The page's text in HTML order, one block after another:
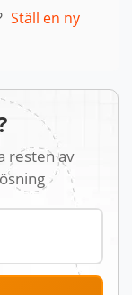
Ställ en ny
resten av